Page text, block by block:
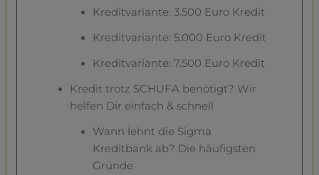
Kreditvariante: 3.500 Euro Kredit
Kreditvariante: 5.000 Euro Kredit
Kreditvariante: 7.500 Euro Kredit
Kredit trotz SCHUFA benötigt? Wir
helfen Dir einfach & schnell
Wann lehnt die Sigma
Kreditbank ab? Die häufigsten
Gründe